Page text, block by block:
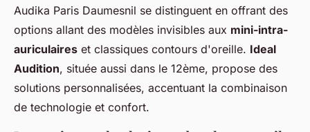
Audika Paris Daumesnil se distinguent en offrant des
options allant des modèles invisibles aux mini-intra-
auriculaires et classiques contours d'oreille. Ideal
Audition, située aussi dans le 12ème, propose des
solutions personnalisées, accentuant la combinaison
de technologie et confort.